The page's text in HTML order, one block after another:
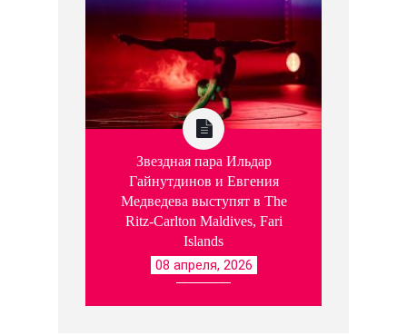
Звездная пара Ильдар
Гайнутдинов и Евгения
Медведева выступят в The
Ritz-Carlton Maldives, Fari
Islands
08 апреля, 2026